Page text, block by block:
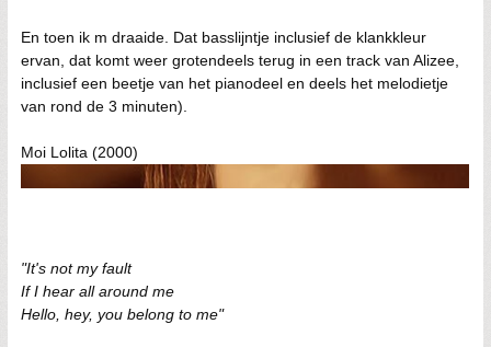
En toen ik m draaide. Dat basslijntje inclusief de klankkleur
ervan, dat komt weer grotendeels terug in een track van Alizee,
inclusief een beetje van het pianodeel en deels het melodietje
van rond de 3 minuten).
Moi Lolita (2000)
"It's not my fault
If I hear all around me
Hello, hey, you belong to me"